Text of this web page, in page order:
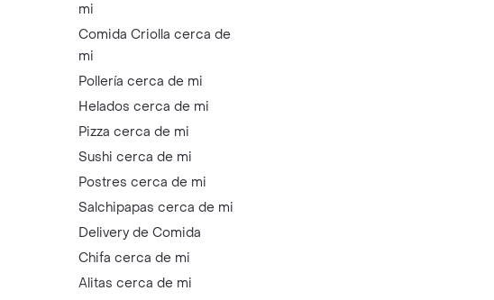
mi
Comida Criolla cerca de
mi
Pollería cerca de mi
Helados cerca de mi
Pizza cerca de mi
Sushi cerca de mi
Postres cerca de mi
Salchipapas cerca de mi
Delivery de Comida
Chifa cerca de mi
Alitas cerca de mi